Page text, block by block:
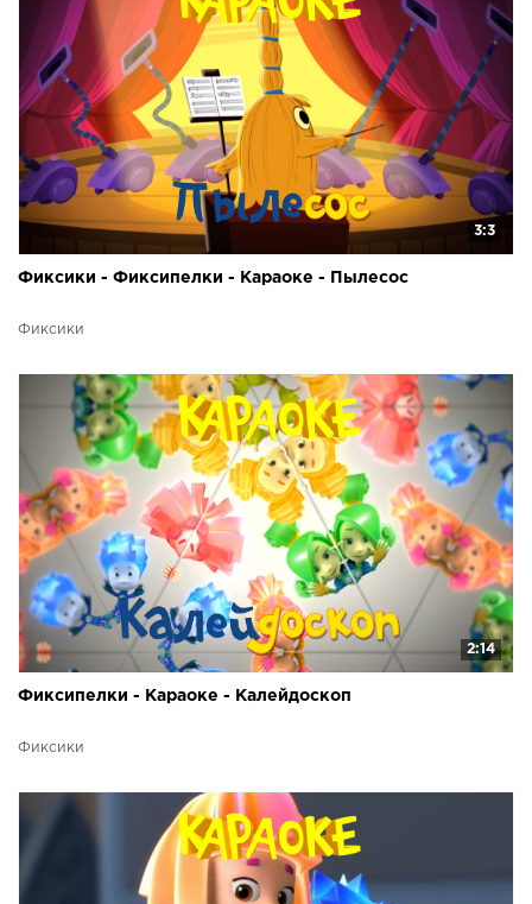
3:3
Фиксики - Фиксипелки - Караоке - Пылесос
Фиксики
2:14
Фиксипелки - Караоке - Калейдоскоп
Фиксики